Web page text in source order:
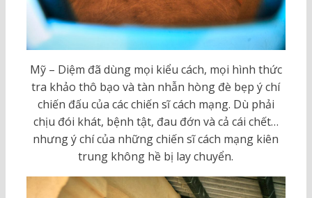
Mỹ – Diệm đã dùng mọi kiểu cách, mọi hình thức
tra khảo thô bạo và tàn nhẫn hòng đè bẹp ý chí
chiến đấu của các chiến sĩ cách mạng. Dù phải
chịu đói khát, bệnh tật, đau đớn và cả cái chết…
nhưng ý chí của những chiến sĩ cách mạng kiên
trung không hề bị lay chuyển.